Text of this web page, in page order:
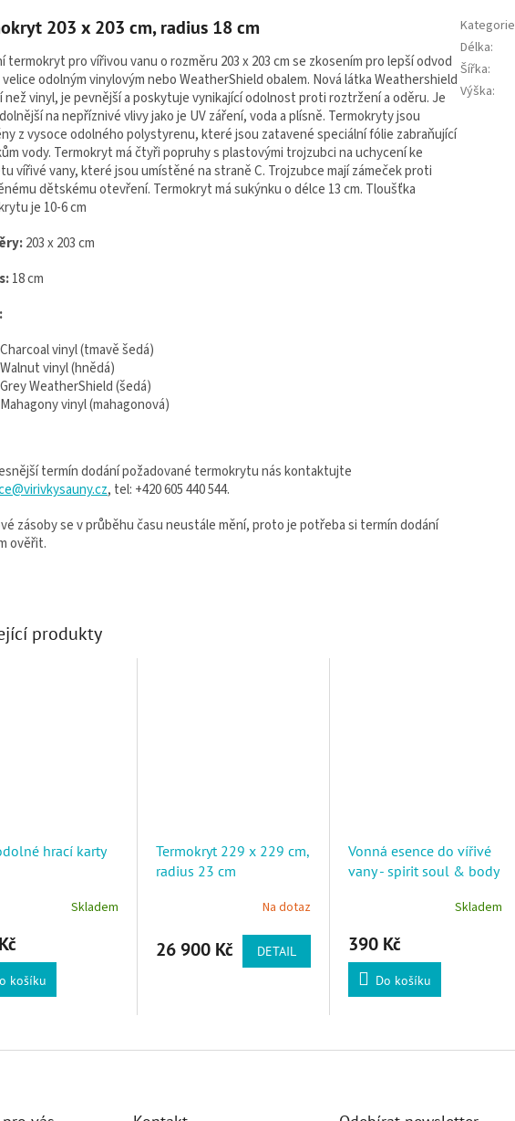
203 x 203 cm, radius 18 cm
termokryt pro vířivou vanuo rozměru 203 x 203 cm se zkosením pro lepší odvod
odolným vinylovým nebo WeatherShield obalem. Nová látka Weathershield
než vinyl, je pevnější a poskytuje vynikající odolnost proti roztržení a oděru. Je
na nepříznivé vlivy jako je UV záření, voda a plísně. Termokryty jsou
z vysoce odolného polystyrenu, které jsou zatavené speciální fólie zabraňující
vody. Termokryt má čtyři popruhy s plastovými trojzubci na uchycení ke
vířivé vany, které jsou umístěné na straně C. Trojzubce mají zámeček proti
dětskému otevření. Termokryt má sukýnku o délce 13 cm. Tloušťka
je 10-6 cm
203 x 203 cm
18 cm
Charcoal vinyl (tmavě šedá)
Walnut vinyl (hnědá)
Grey WeatherShield (šedá)
Mahagony vinyl (mahagonová)
termín dodání požadované termokrytu nás kontaktujte
, tel: +420 605 440 544.
zásoby se v průběhu času neustále mění, proto je potřeba si termín dodání
ověřit.
Kategorie
Délka:
Šířka:
Výška:
produkty
hrací karty
Skladem
košíku
Termokryt 229 x 229 cm,
radius 23 cm
Na dotaz
26 900 Kč DETAIL
Vonná esence do vířivé
vany - spirit soul & body
Skladem
390 Kč
Do košíku